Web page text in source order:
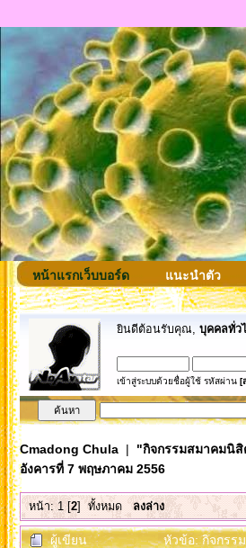
หน้าแรกเว็บบอร์ด แนะนำตัว
ยินดีต้อนรับคุณ, บุคคลทั่ว
เข้าสู่ระบบด้วยชื่อผู้ใช้ รหัสผ่าน [
Cmadong Chula| "กิจกรรมสมาคมนิ
อังคารที่ 7 พฤษภาคม 2556
หน้า:1[2]ทั้งหมด ลงล่าง
ผู้เขียน หัวข้อ: กิจกรร